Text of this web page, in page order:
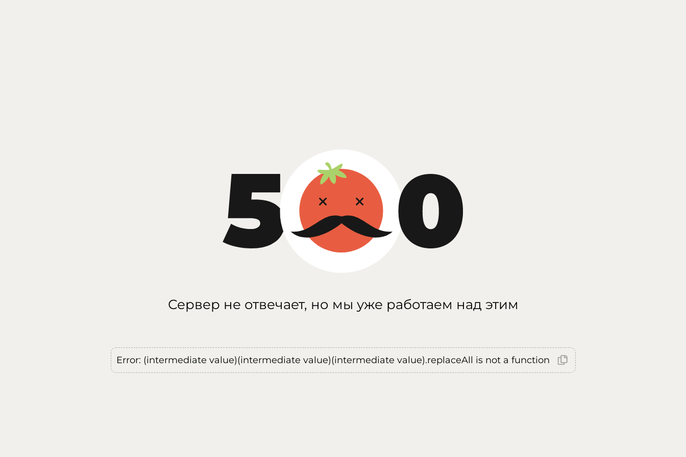
Сервер не отвечает, но мы уже работаем над этим
Error: (intermediate value)(intermediate value)(intermediate value).replaceAll is not a function